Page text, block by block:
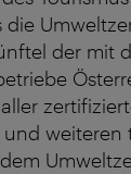
die
der mit